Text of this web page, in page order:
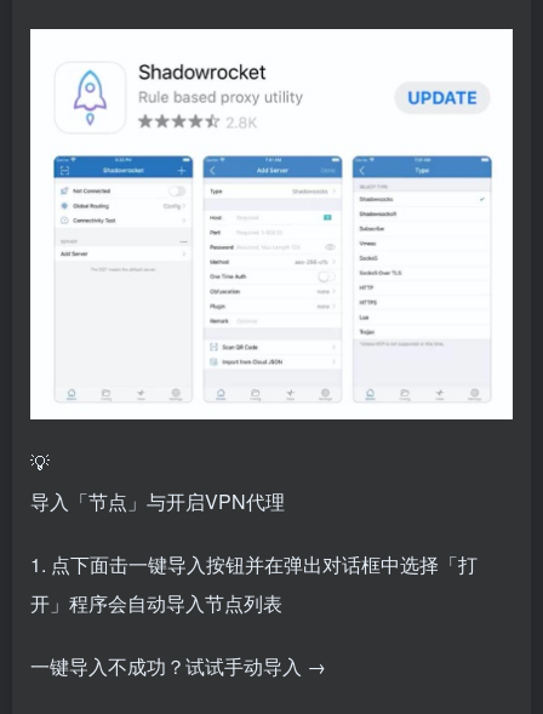
💡
导入「节点」与开启VPN代理
1. 点下面击一键导入按钮并在弹出对话框中选择「打
开」程序会自动导入节点列表
一键导入不成功？试试手动导入 →